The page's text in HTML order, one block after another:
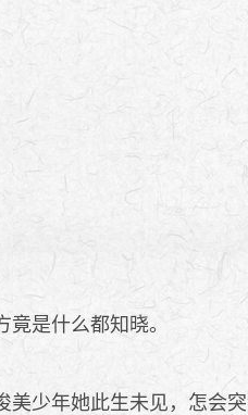
是什么都知晓。
少年她此生未见，怎会突